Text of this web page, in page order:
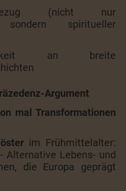
(nicht nur
sondern spiritueller
an breite
Argument
mal Transformationen
im Frühmittelalter:
Alternative Lebens- und
die Europa geprägt